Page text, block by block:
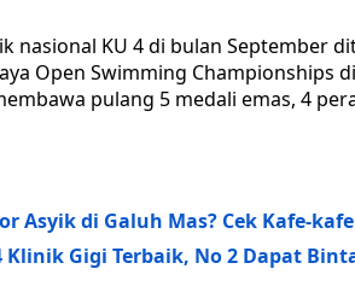
nasional KU 4 di bulan September
Open Swimming Championships
pulang 5 medali emas, 4
Asyik di Galuh Mas? Cek Kafe-
Gigi Terbaik, No 2 Dapat